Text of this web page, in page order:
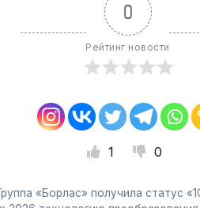
0
Рейтинг новости
1 0
«Борлас» получила статус